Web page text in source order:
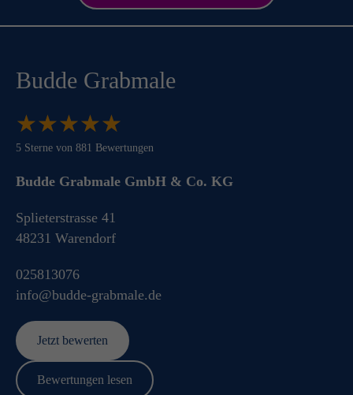
Budde Grabmale
★★★★★
★★★★★
5 Sterne von 881 Bewertungen
Budde Grabmale GmbH & Co. KG
info@budde-grabmale.de
025813076
Splieterstrasse 41
48231 Warendorf
Jetzt bewerten
Bewertungen lesen